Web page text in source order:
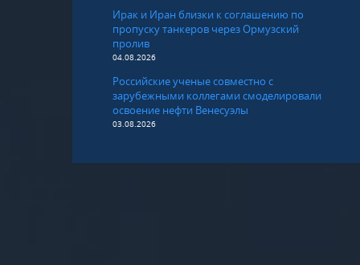
Ирак и Иран близки к соглашению по
пропуску танкеров через Ормузский
пролив
04.08.2026
Российские ученые совместно с
зарубежными коллегами смоделировали
освоение нефти Венесуэлы
03.08.2026